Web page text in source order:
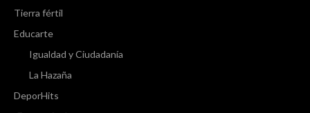
Tierra fértil
Educarte
Igualdad y Ciudadanía
La Hazaña
DeporHits